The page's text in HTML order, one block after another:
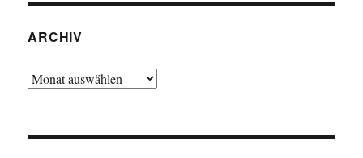
ARCHIV
Archiv